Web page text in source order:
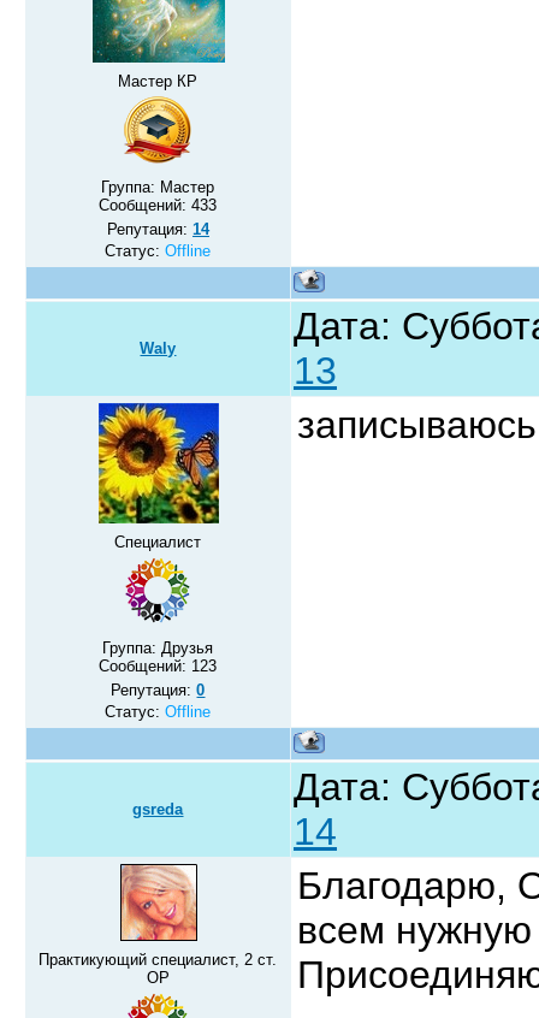
Мастер КР
Группа: Мастер
Сообщений:433
Репутация: 14
Статус:Offline
Waly
Дата:
13
Специалист
Группа: Друзья
Сообщений: 123
Репутация:0
Статус:Offline
gsreda
Дата:
14
Практикующий специалист, 2 ст.
ОР
Благодарю,
всем